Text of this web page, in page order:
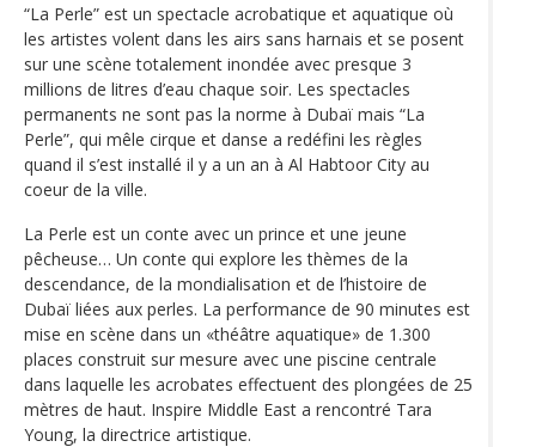
“La Perle” est un spectacle acrobatique et aquatique où
les artistes volent dans les airs sans harnais et se posent
sur une scène totalement inondée avec presque 3
millions de litres d’eau chaque soir. Les spectacles
permanents ne sont pas la norme à Dubaï mais “La
Perle”, qui mêle cirque et danse a redéfini les règles
quand il s’est installé il y a un an à Al Habtoor City au
coeur de la ville.
La Perle est un conte avec un prince et une jeune
pêcheuse… Un conte qui explore les thèmes de la
descendance, de la mondialisation et de l’histoire de
Dubaï liées aux perles. La performance de 90 minutes est
mise en scène dans un «théâtre aquatique» de 1.300
places construit sur mesure avec une piscine centrale
dans laquelle les acrobates effectuent des plongées de 25
mètres de haut. Inspire Middle East a rencontré Tara
Young, la directrice artistique.